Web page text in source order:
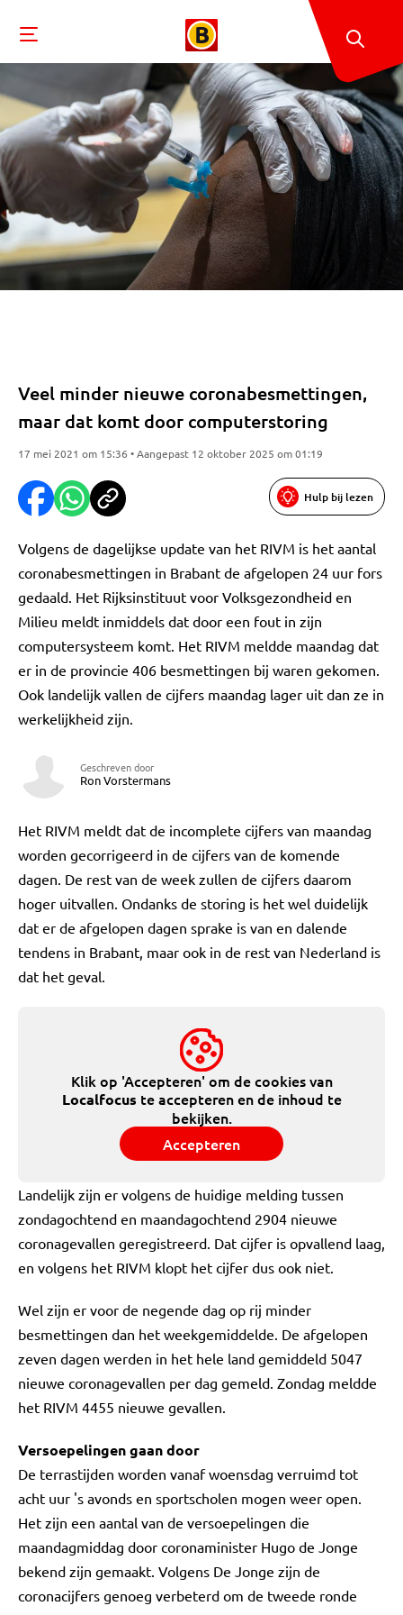
Veel minder nieuwe coronabesmettingen,
maar dat komt door computerstoring
17 mei 2021 om 15:36 • Aangepast 12 oktober 2025 om 01:19
Hulp bij lezen
Volgens de dagelijkse update van het RIVM is het aantal
coronabesmettingen in Brabant de afgelopen 24 uur fors
gedaald. Het Rijksinstituut voor Volksgezondheid en
Milieu meldt inmiddels dat door een fout in zijn
computersysteem komt. Het RIVM meldde maandag dat
er in de provincie 406 besmettingen bij waren gekomen.
Ook landelijk vallen de cijfers maandag lager uit dan ze in
werkelijkheid zijn.
Geschreven door
Ron Vorstermans
Het RIVM meldt dat de incomplete cijfers van maandag
worden gecorrigeerd in de cijfers van de komende
dagen. De rest van de week zullen de cijfers daarom
hoger uitvallen. Ondanks de storing is het wel duidelijk
dat er de afgelopen dagen sprake is van en dalende
tendens in Brabant, maar ook in de rest van Nederland is
dat het geval.
Klik op 'Accepteren' om de cookies van
Localfocus te accepteren en de inhoud te
bekijken.
Accepteren
Landelijk zijn er volgens de huidige melding tussen
zondagochtend en maandagochtend 2904 nieuwe
coronagevallen geregistreerd. Dat cijfer is opvallend laag,
en volgens het RIVM klopt het cijfer dus ook niet.
Wel zijn er voor de negende dag op rij minder
besmettingen dan het weekgemiddelde. De afgelopen
zeven dagen werden in het hele land gemiddeld 5047
nieuwe coronagevallen per dag gemeld. Zondag meldde
het RIVM 4455 nieuwe gevallen.
Versoepelingen gaan door
De terrastijden worden vanaf woensdag verruimd tot
acht uur 's avonds en sportscholen mogen weer open.
Het zijn een aantal van de versoepelingen die
maandagmiddag door coronaminister Hugo de Jonge
bekend zijn gemaakt. Volgens De Jonge zijn de
coronacijfers genoeg verbeterd om de tweede ronde